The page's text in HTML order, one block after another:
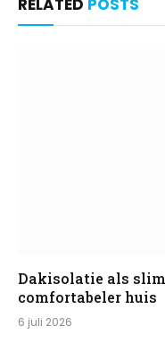
RELATED POSTS
Dakisolatie als
comfortabeler huis
6 juli 2026